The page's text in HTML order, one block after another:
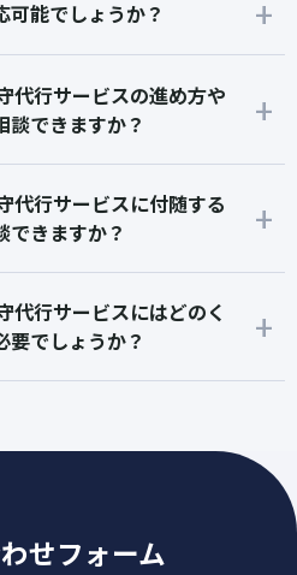
能でしょうか？
代行サービスの進め方や
談できますか？
代行サービスに付随する
できますか？
代行サービスにはどのく
要でしょうか？
せフォーム